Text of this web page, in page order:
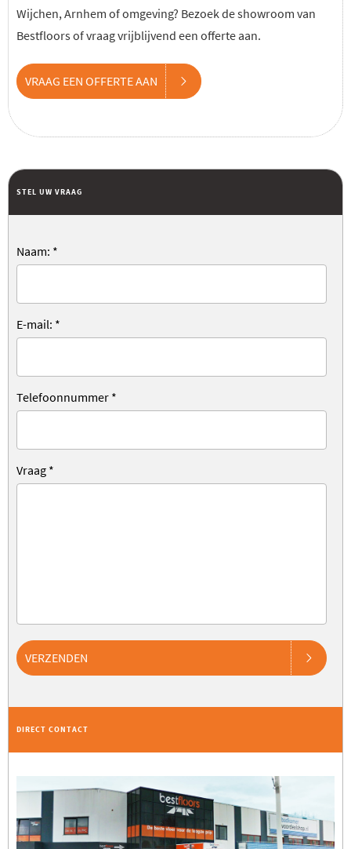
Wijchen, Arnhem of omgeving? Bezoek de showroom van
Bestfloors of vraag vrijblijvend een offerte aan.
VRAAG EEN OFFERTE AAN
STEL UW VRAAG
Naam: *
E-mail: *
Telefoonnummer *
Vraag *
VERZENDEN
DIRECT CONTACT